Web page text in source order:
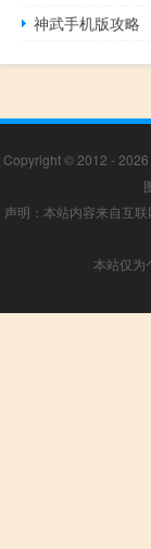
神武手机版攻略
Copyright © 2012 - 2026
声明：本站内容来自互
本站仅为